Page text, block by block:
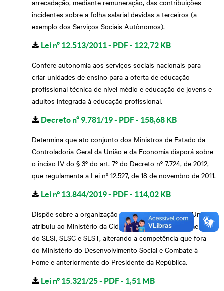
arrecadação, mediante remuneração, das contribuições
incidentes sobre a folha salarial devidas a terceiros (a
exemplo dos Serviços Sociais Autônomos).
Lei nº 12.513/2011 - PDF - 122,72 KB
Confere autonomia aos serviços sociais nacionais para
criar unidades de ensino para a oferta de educação
profissional técnica de nível médio e educação de jovens e
adultos integrada à educação profissional.
Decreto nº 9.781/19 - PDF - 158,68 KB
Determina que ato conjunto dos Ministros de Estado da
Controladoria-Geral da União e da Economia disporá sobre
o inciso IV do § 3º do art. 7º do Decreto nº 7.724, de 2012,
que regulamenta a Lei nº 12.527, de 18 de novembro de 2011.
Lei n° 13.844/2019 - PDF - 114,02 KB
Dispõe sobre a organização do Poder Executivo da União e
atribuiu ao Ministério da Cidadania aprovar os orçamentos
do SESI, SESC e SEST, alterando a competência que fora
do Ministério do Desenvolvimento Social e Combate à
Fome e anteriormente do Presidente da República.
Lei n° 15.321/25 - PDF - 1,51 MB